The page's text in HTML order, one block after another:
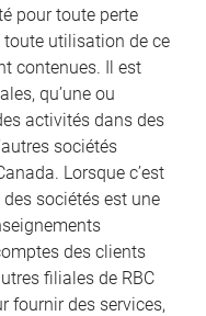
pour toute perte
utilisation de ce
contenues. Il est
qu’une ou
activités dans des
sociétés
Lorsque c’est
sociétés est une
des clients
filiales de RBC
fournir des services,